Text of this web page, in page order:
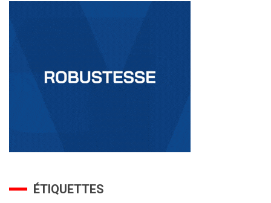
ÉTIQUETTES